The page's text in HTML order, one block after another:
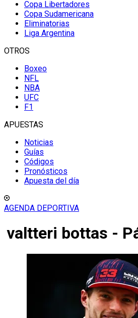
Copa Libertadores
Copa Sudamericana
Eliminatorias
Liga Argentina
OTROS
Boxeo
NFL
NBA
UFC
F1
APUESTAS
Noticias
Guías
Códigos
Pronósticos
Apuesta del día
AGENDA DEPORTIVA
valtteri bottas -